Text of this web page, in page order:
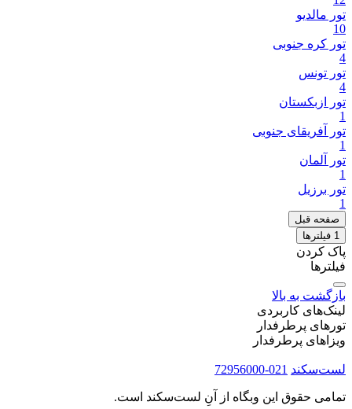
تور مالدیو
10
تور کره جنوبی
4
تور تونس
4
تور ازبکستان
1
تور آفریقای جنوبی
1
تور آلمان
1
تور برزیل
1
صفحه قبل
1
پاک کردن
فیلترها
بازگشت به بالا
لینک‌های کاربردی
تورهای پرطرفدار
ویزاهای پرطرفدار
لست‌سکند 021-72956000
تمامی حقوق این وبگاه از آنِ لست‌سکند است.